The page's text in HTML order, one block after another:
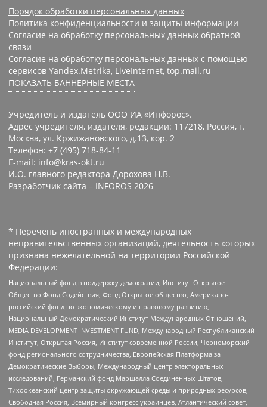
Порядок обработки персональных данных
Политика конфиденциальности и защиты информации
Согласие на обработку персональных данных обратной
связи
Согласие на обработку персональных данных с помощью
сервисов Yandex.Metrika, LiveInternet, top.mail.ru
ПОКАЗАТЬ БАННЕРНЫЕ МЕСТА
Учредитель и издатель ООО ИА «Инфорос».
Адрес учредителя, издателя, редакции: 117218, Россия, г.
Москва, ул. Кржижановского, д.13, кор. 2
Телефон: +7 (495) 718-84-11
E-mail: info@kras-okt.ru
И.О. главного редактора Дорохова Н.В.
Разработчик сайта – INFOROS 2026
* Перечень иностранных и международных
неправительственных организаций, деятельность которых
признана нежелательной на территории Российской
Федерации:
Национальный фонд в поддержку демократии, Институт Открытое
Общество Фонд Содействия, Фонд Открытое общество, Американо-
российский фонд по экономическому и правовому развитию,
Национальный Демократический Институт Международных Отношений,
MEDIA DEVELOPMENT INVESTMENT FUND, Международный Республиканский
Институт, Открытая Россия, Институт современной России, Черноморский
фонд регионального сотрудничества, Европейская Платформа за
Демократические Выборы, Международный центр электоральных
исследований, Германский фонд Маршалла Соединенных Штатов,
Тихоокеанский центр защиты окружающей среды и природных ресурсов,
Свободная Россия, Всемирный конгресс украинцев, Атлантический совет,